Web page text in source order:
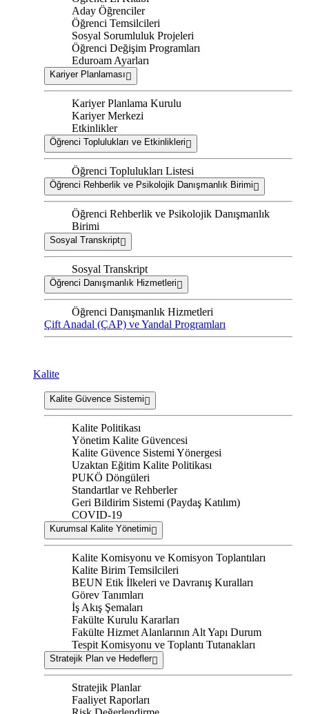
Aday Öğrenciler
Öğrenci Temsilcileri
Sosyal Sorumluluk Projeleri
Öğrenci Değişim Programları
Eduroam Ayarları
Kariyer Planlaması
Kariyer Planlama Kurulu
Kariyer Merkezi
Etkinlikler
Öğrenci Toplulukları ve Etkinlikleri
Öğrenci Toplulukları Listesi
Öğrenci Rehberlik ve Psikolojik Danışmanlık Birimi
Öğrenci Rehberlik ve Psikolojik Danışmanlık
Birimi
Sosyal Transkript
Sosyal Transkript
Öğrenci Danışmanlık Hizmetleri
Öğrenci Danışmanlık Hizmetleri
Çift Anadal (ÇAP) ve Yandal Programları
Kalite
Kalite Güvence Sistemi
Kalite Politikası
Yönetim Kalite Güvencesi
Kalite Güvence Sistemi Yönergesi
Uzaktan Eğitim Kalite Politikası
PUKÖ Döngüleri
Standartlar ve Rehberler
Geri Bildirim Sistemi (Paydaş Katılım)
COVID-19
Kurumsal Kalite Yönetimi
Kalite Komisyonu ve Komisyon Toplantıları
Kalite Birim Temsilcileri
BEUN Etik İlkeleri ve Davranış Kuralları
Görev Tanımları
İş Akış Şemaları
Fakülte Kurulu Kararları
Fakülte Hizmet Alanlarının Alt Yapı Durum
Tespit Komisyonu ve Toplantı Tutanakları
Stratejik Plan ve Hedefler
Stratejik Planlar
Faaliyet Raporları